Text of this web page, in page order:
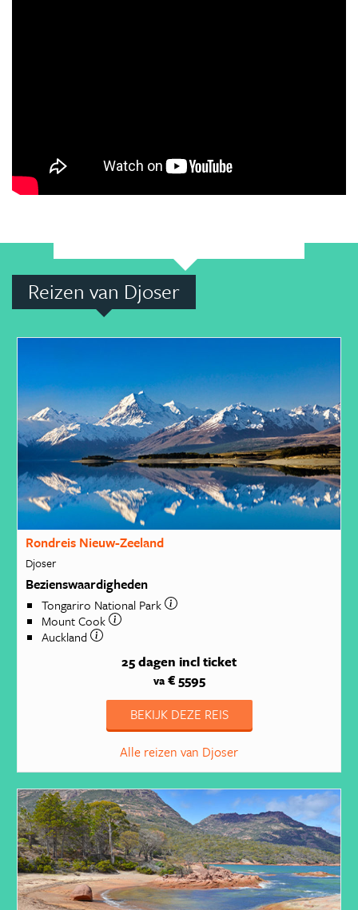
Reizen van Djoser
Rondreis Nieuw-Zeeland
Djoser
Bezienswaardigheden
Tongariro National Park
Mount Cook
Auckland
25 dagen incl ticket
va€ 5595
BEKIJK DEZE REIS
Alle reizen van Djoser